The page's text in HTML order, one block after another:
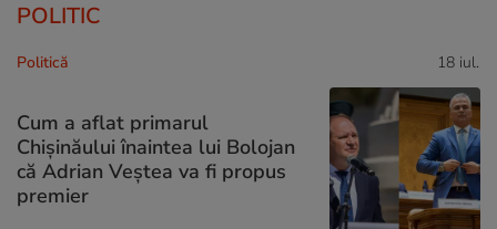
POLITIC
Politică 18 iul.
Cum a aflat primarul
Chișinăului înaintea lui Bolojan
că Adrian Veștea va fi propus
premier